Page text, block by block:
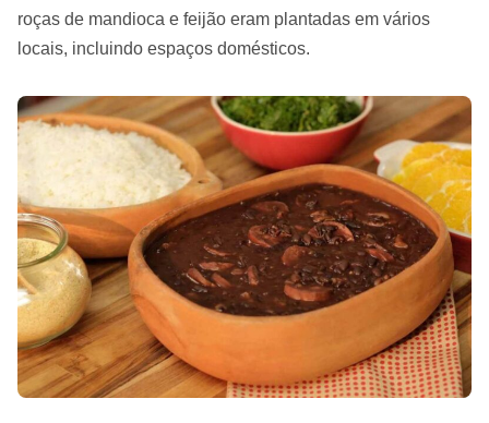
roças de mandioca e feijão eram plantadas em vários
locais, incluindo espaços domésticos.